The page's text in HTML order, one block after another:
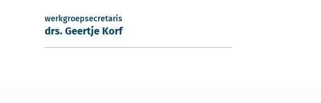
werkgroepsecretaris
drs. Geertje Korf